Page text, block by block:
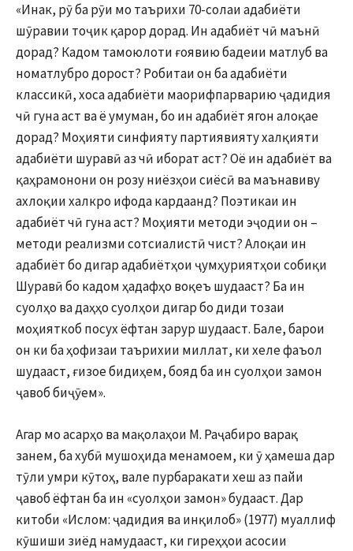
«Инак, рӯ ба рӯи мо таърихи 70-солаи адабиёти
шӯравии тоҷик қарор дорад. Ин адабиёт чӣ маънӣ
дорад? Кадом тамоюлоти ғоявию бадеии матлуб ва
номатлубро дорост? Робитаи он ба адабиёти
классикӣ, хоса адабиёти маорифпарварию ҷадидия
чӣ гуна аст ва ё умуман, бо ин адабиёт ягон алоқае
дорад? Моҳияти синфияту партиявияту халқияти
адабиёти шуравӣ аз чӣ иборат аст? Оё ин адабиёт ва
қаҳрамонони он розу ниёзҳои сиёсӣ ва маънавиву
ахлоқии халкро ифода кардаанд? Поэтикаи ин
адабиёт чӣ гуна аст? Моҳияти методи эҷодии он –
методи реализми сотсиалистӣ чист? Алоқаи ин
адабиёт бо дигар адабиётҳои ҷумҳуриятҳои собиқи
Шуравӣ бо кадом ҳадафҳо воқеъ шудааст? Ба ин
суолҳо ва даҳҳо суолҳои дигар бо диди тозаи
моҳияткоб посух ёфтан зарур шудааст. Бале, барои
он ки ба ҳофизаи таърихии миллат, ки хеле фаъол
шудааст, ғизое бидиҳем, бояд ба ин суолҳои замон
ҷавоб биҷӯем».
Агар мо асарҳо ва мақолаҳои М. Раҷабиро варақ
занем, ба хубӣ мушоҳида менамоем, ки ӯ ҳамеша дар
тӯли умри кӯтоҳ, вале пурбаракати хеш аз пайи
ҷавоб ёфтан ба ин «суолҳои замон» будааст. Дар
китоби «Ислом: ҷадидия ва инқилоб» (1977) муаллиф
кӯшиши зиёд намудааст, ки гиреҳҳои асосии